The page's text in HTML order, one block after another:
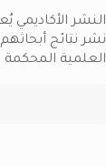
النشر الأكاديمي
نشر نتائج
العلمية المحكمة